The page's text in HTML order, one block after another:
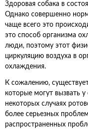
Здоровая собака в
Однако совершенно
чаще всего это
это способ организма
люди, поэтому этот
циркуляцию воздуха в
охлаждения.
К сожалению,
которые могут вызвать
некоторых случаях
более серьезных
распространенных